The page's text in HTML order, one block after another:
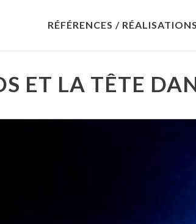
RÉFÉRENCES / RÉALISATIONS
ET LA TÊTE